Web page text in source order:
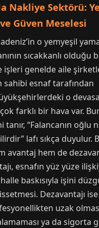
Nakliye Sektörü:
Güven Meselesi
o yemyeşil
sıcakkanlı olduğu
işleri genelde aile
sahibi esnaf tarafından
o
farklı bir hava var.
“Falancanın oğlu
lafı sıkça duyulur.
avantaj hem de
esnafın yüz yüze
baskısıyla işini
Dezavantajı ise
uzak
ya da sigorta